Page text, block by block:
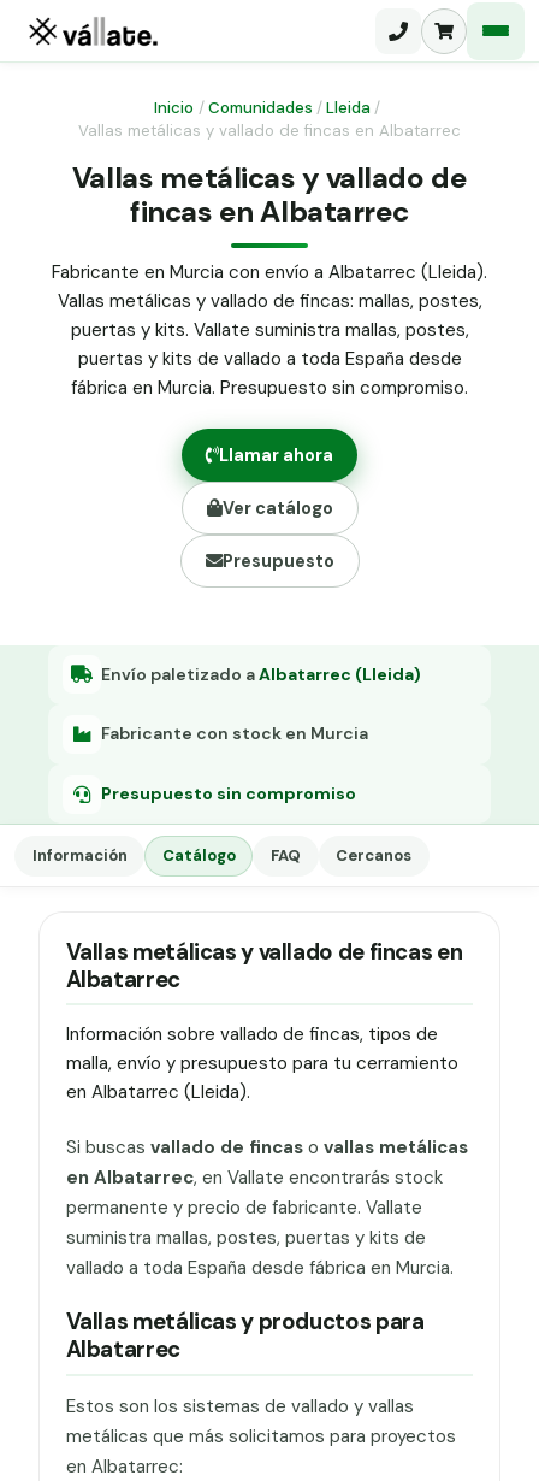
Malla ganadera
Malla simple torsión
Malla triple torsión
Panel malla H.
Puerta abatible dos hojas
Puerta acceso peatonal
Poste malla Hércules
Poste malla simple torsión
Alambre de espino galvanizado
Alambre liso galvanizado
Malla ocultación 70 g/m² verde
Abrazadera PVC malla H.
Grapa malla H.
Inicio /Comunidades /Lleida /
Vallas metálicas y vallado de fincas en Albatarrec
Vallas metálicas y vallado de
fincas en Albatarrec
Fabricante en Murcia con envío a Albatarrec (Lleida).
Vallas metálicas y vallado de fincas: mallas, postes,
puertas y kits. Vallate suministra mallas, postes,
puertas y kits de vallado a toda España desde
fábrica en Murcia. Presupuesto sin compromiso.
Llamar ahora
Ver catálogo
Presupuesto
Envío paletizado aAlbatarrec (Lleida)
Fabricante con stock en Murcia
Presupuesto sin compromiso
Información Catálogo FAQ Cercanos
Vallas metálicas y vallado de fincas en
Albatarrec
Información sobre vallado de fincas, tipos de
malla, envío y presupuesto para tu cerramiento
en Albatarrec (Lleida).
Si buscas vallado de fincaso vallas metálicas
en Albatarrec, en Vallate encontrarás stock
permanente y precio de fabricante. Vallate
suministra mallas, postes, puertas y kits de
vallado a toda España desde fábrica en Murcia.
Vallas metálicas y productos para
Albatarrec
Estos son los sistemas de vallado y vallas
metálicas que más solicitamos para proyectos
en Albatarrec: